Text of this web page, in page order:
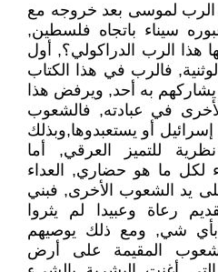
الرب لموسى بعد خروجه مع
سيناء باتجاه فلسطين,
هذا الرب الدراكولي؟, أول
فالرب في هذا الكتاب
به أحد, ويرفض هذا
في عبادته, فالشعوب
إسرائيل أو يستعبدوها,وبذلك
للتميز العرقي, أما
لكل ما هو حضاري, العداء
يد الشعوب الأخرى, فبني
رعاة وعبيدا لم يثروا
شي, ومع ذلك يوصيهم
المقيمة على أرض